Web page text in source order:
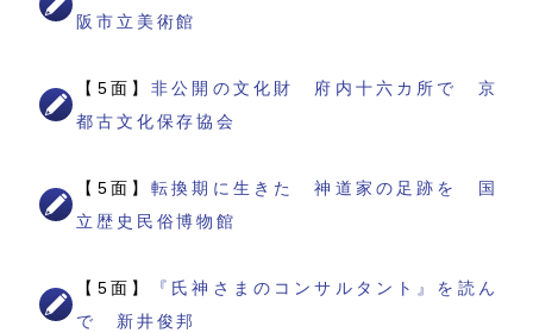
阪市立美術館
【5面】非公開の文化財 府内十六カ所で 京
都古文化保存協会
【5面】転換期に生きた 神道家の足跡を 国
立歴史民俗博物館
【5面】
『氏神さまのコンサルタント』を読ん
で 新井俊邦